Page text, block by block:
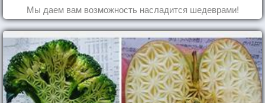
Мы даем вам возможность насладится шедеврами!